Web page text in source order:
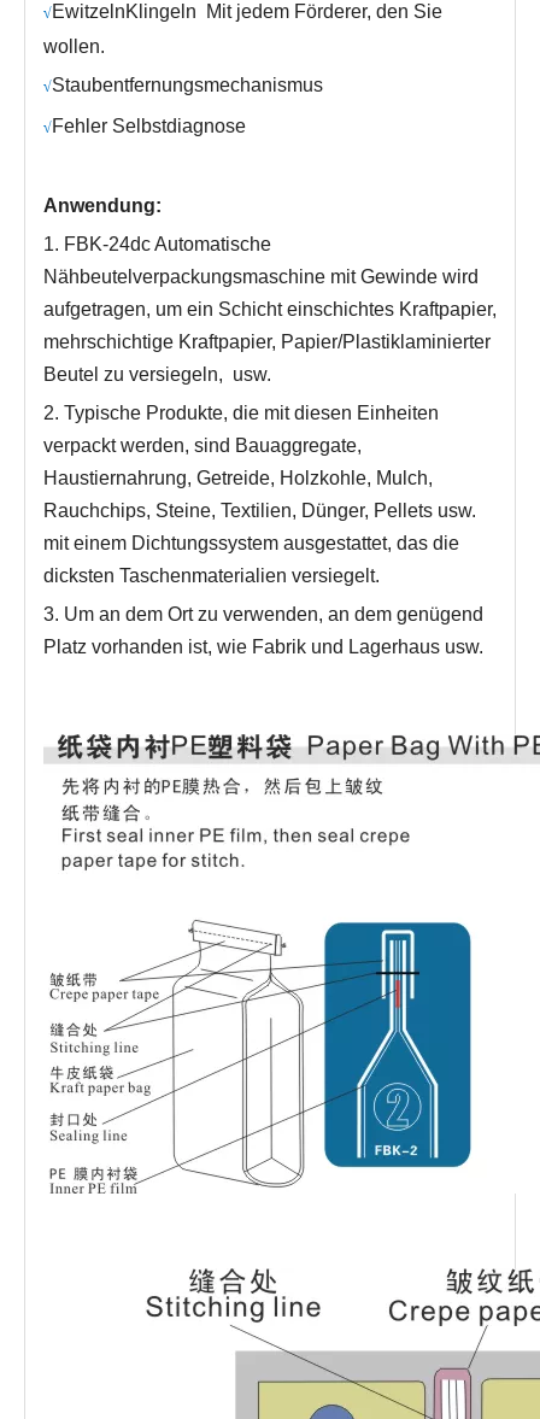
√EwitzelnKlingeln Mit jedem Förderer, den Sie
wollen.
√Staubentfernungsmechanismus
√Fehler Selbstdiagnose
Anwendung:
1. FBK-24dcAutomatische
Nähbeutelverpackungsmaschine mit Gewinde wird
aufgetragen, um ein Schicht einschichtes Kraftpapier,
mehrschichtige Kraftpapier, Papier/Plastiklaminierter
Beutel zu versiegeln, usw.
2. Typische Produkte, die mit diesen Einheiten
verpackt werden, sind Bauaggregate,
Haustiernahrung, Getreide, Holzkohle, Mulch,
Rauchchips, Steine, Textilien, Dünger, Pellets usw.
mit einem Dichtungssystem ausgestattet, das die
dicksten Taschenmaterialien versiegelt.
3. Um an dem Ort zu verwenden, an dem genügend
Platz vorhanden ist, wie Fabrik und Lagerhaus usw.